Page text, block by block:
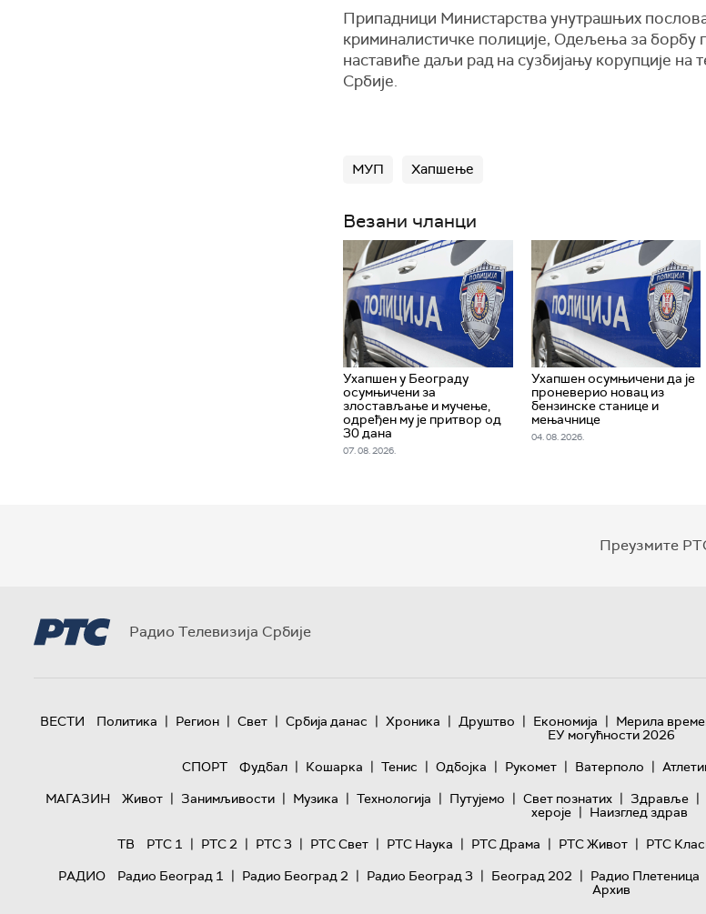
Припадници Министарства унутрашњих
криминалистичке полиције, Одељења за борбу
наставиће даљи рад на сузбијању корупције на
Србије.
МУП Хапшење
Везани чланци
Ухапшен у Београду
осумњичени за
злостављање и мучење,
одређен му је притвор од
30 дана
07. 08. 2026.
Ухапшен осумњичени да је
проневерио новац из
бензинске станице и
мењачнице
04. 08. 2026.
Преузмите
Радио Телевизија Србије
ВЕСТИ Политика | Регион | Свет | Србија данас | Хроника | Друштво | Економија | Мерила
ЕУ могућности 2026
СПОРТ
Фудбал | Кошарка | Тенис | Одбојка | Рукомет | Ватерполо |
МАГАЗИН
Живот | Занимљивости | Музика | Технологијa | Путујемо | Свет познатих | Здравље |
хероје | Наизглед здрав
ТВ
РТС 1 | РТС 2 | РТС 3 | РТС Свет | РТС Наука | РТС Драма | РТС Живот | РТС
РАДИО
Радио Београд 1 | Радио Београд 2 | Радио Београд 3 | Београд 202 | Радио Плетеница
Архив